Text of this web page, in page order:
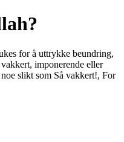
for å uttrykke beundring,
imponerende eller
slikt som Så vakkert!, For